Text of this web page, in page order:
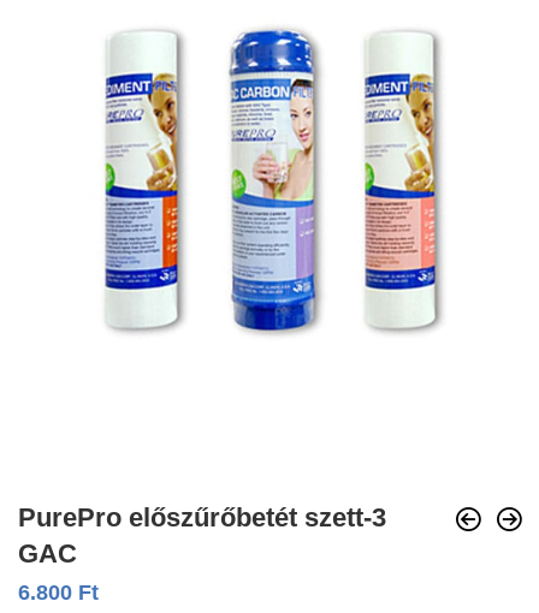
PurePro előszűrőbetét szett-3
GAC
6.800 Ft